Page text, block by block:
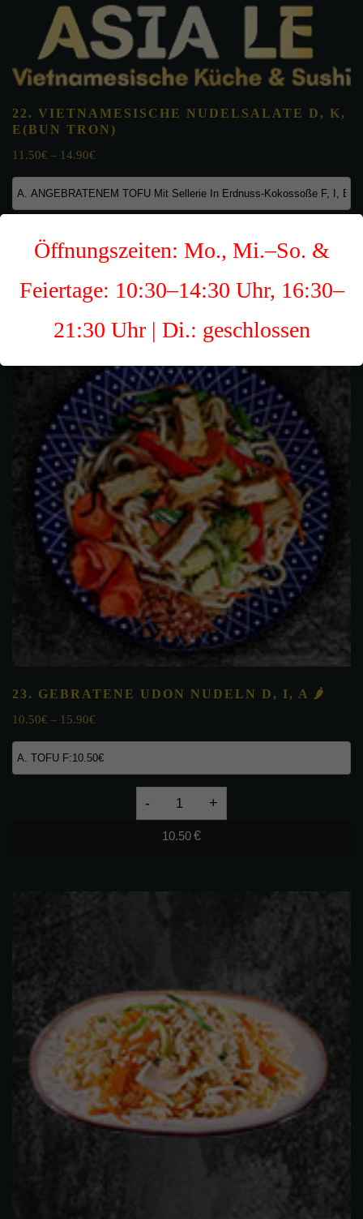
Öffnungszeiten: Mo., Mi.–So. &
Feiertage: 10:30–14:30 Uhr, 16:30–
21:30 Uhr | Di.: geschlossen
22. VIETNAMESISCHE NUDELSALATE D, K,
E (BUN TRON)
11.50€ – 14.90€
VIETNAMESISCHE
D,
K,
E(BUN
TRON)
quantity
23. GEBRATENE UDON NUDELN D, I, A 🌶
10.50€ – 15.90€
GEBRATENE
UDON
D,
10.50€